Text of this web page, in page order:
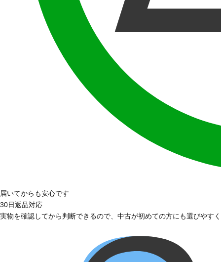
届いてからも安心です
30日返品対応
実物を確認してから判断できるので、中古が初めての方にも選びやす